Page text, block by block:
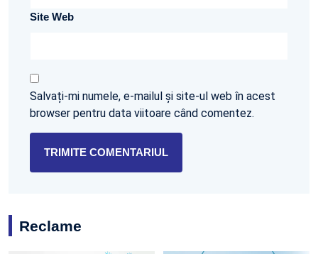
Site Web
Salvați-mi numele, e-mailul și site-ul web în acest
browser pentru data viitoare când comentez.
Reclame